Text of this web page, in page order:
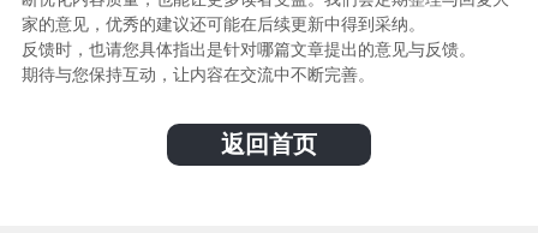
家的意见，优秀的建议还可能在后续更新中得到采纳。
反馈时，也请您具体指出是针对哪篇文章提出的意见与反馈。
期待与您保持互动，让内容在交流中不断完善。
返回首页